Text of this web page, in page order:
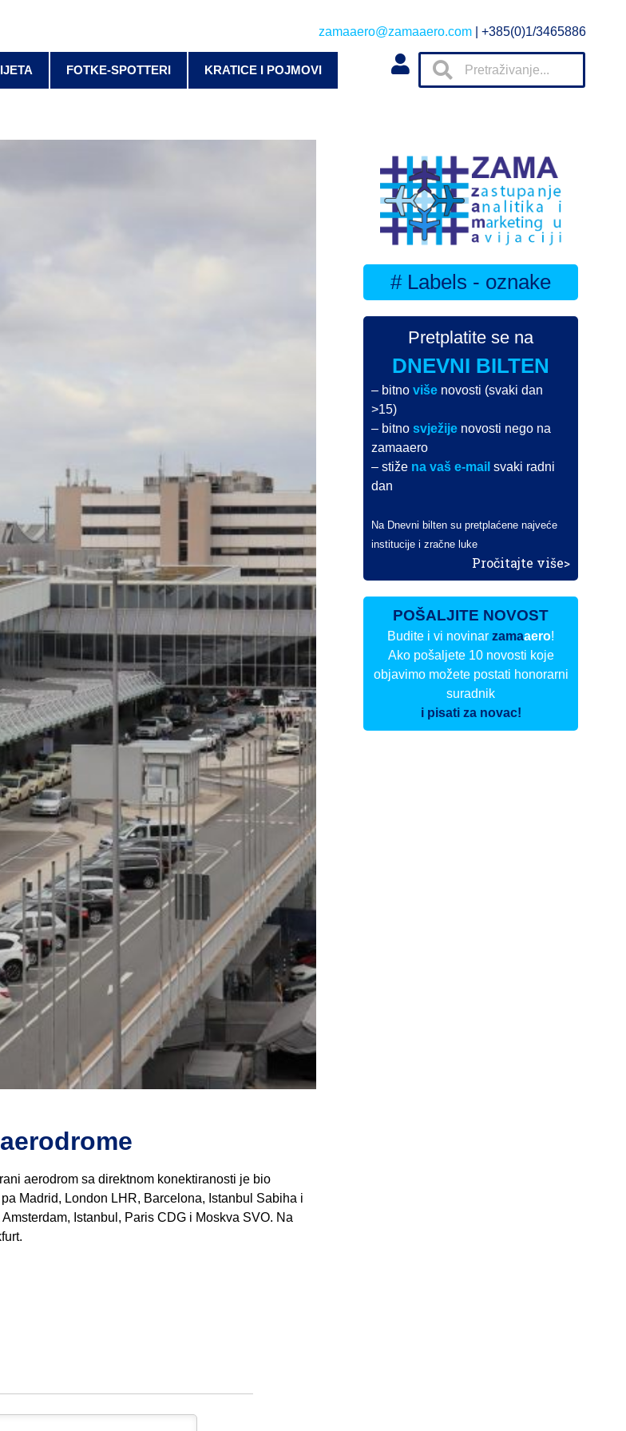
zamaaero@zamaaero.com | +385(0)1/3465886
FOTKE-SPOTTERI KRATICE I POJMOVI
aerodrom sa direktnom konektiranosti je bio
Madrid, London LHR, Barcelona, Istanbul Sabiha i
Istanbul, Paris CDG i Moskva SVO. Na
# Labels - oznake
Pretplatite se na
DNEVNI BILTEN
– bitnoviše novosti (svaki dan
>15)
– bitnosvježije novosti nego na
zamaaero
– stiže na vaš e-mail svaki radni
dan
Na Dnevni bilten su pretplaćene najveće
institucije i zračne luke
Pročitajte više>
POŠALJITE NOVOST
Budite i vi novinarzamaaero!
Ako pošaljete 10 novosti koje
objavimo možete postati honorarni
suradnik
i pisati za novac!